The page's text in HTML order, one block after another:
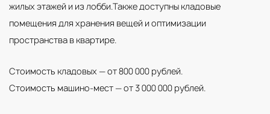
жилых этажей и из лобби.Также доступны кладовые
помещения для хранения вещей и оптимизации
пространства в квартире.
Стоимость кладовых — от 800 000 рублей.
Стоимость машино-мест — от 3 000 000 рублей.